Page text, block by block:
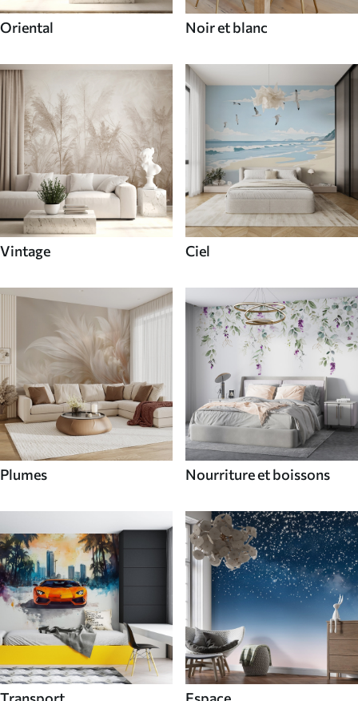
Oriental Noir et blanc
Vintage Ciel
Plumes Nourriture et boissons